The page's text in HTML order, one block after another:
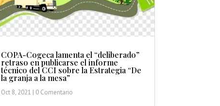
COPA-Cogeca lamenta el “deliberado”
retraso en publicarse el informe
técnico del CCI sobre la Estrategia “De
la granja a la mesa”
Oct 8, 2021 | 0 Comentario